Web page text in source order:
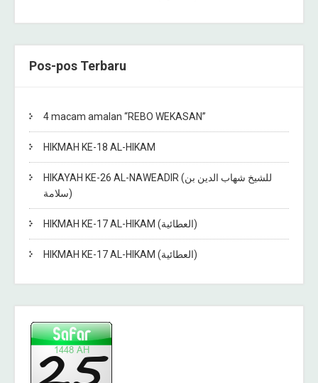
Pos-pos Terbaru
4 macam amalan “REBO WEKASAN”
HIKMAH KE-18 AL-HIKAM
HIKAYAH KE-26 AL-NAWEADIR (للشيخ شهاب الدين بن
سلامة)
HIKMAH KE-17 AL-HIKAM (العطائية)
HIKMAH KE-17 AL-HIKAM (العطائية)